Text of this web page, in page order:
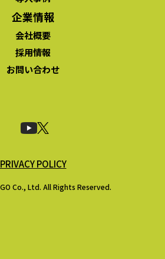
企業情報
会社概要
採用情報
お問い合わせ
PRIVACY POLICY
Co., Ltd. All Rights Reserved.